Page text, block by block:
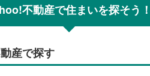
不動産で住まいを探そう！
産で探す